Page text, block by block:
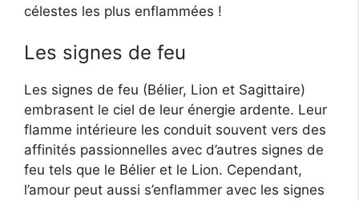
célestes les plus enflammées !
Les signes de feu
Les signes de feu (Bélier, Lion et Sagittaire)
embrasent le ciel de leur énergie ardente. Leur
flamme intérieure les conduit souvent vers des
affinités passionnelles avec d’autres signes de
feu tels que le Bélier et le Lion. Cependant,
l’amour peut aussi s’enflammer avec les signes